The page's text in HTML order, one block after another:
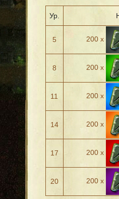
Ур.
5 200 х
8 200 х
11 200 х
14 200 х
17 200 х
20 200 х